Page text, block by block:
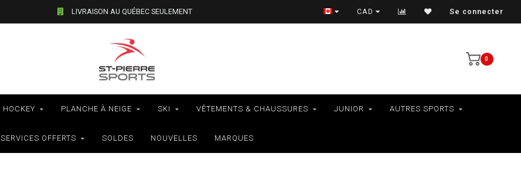
LIVRAISON AU QUÉBEC SEULEMENT VÉLOS - RAMASSAGE EN MAGASIN SEULEMENT
CAD Se connecter
0
HOCKEY PLANCHE À NEIGE SKI VÊTEMENTS & CHAUSSURES JUNIOR AUTRES SPORTS
SERVICES OFFERTS SOLDES NOUVELLES MARQUES